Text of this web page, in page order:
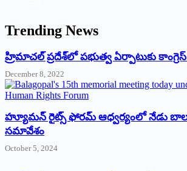
Trending News
‌హ్రిమాచల్‌ ‌ప్రదేశ్‌లో పభుత్వ ఏర్పాటుకు
December 8, 2022
హ్యూమన్‌ రైట్స్‌ ఫోరమ్‌ ఆధ్వర్యంలో నేడు
సమావేశం
October 5, 2024